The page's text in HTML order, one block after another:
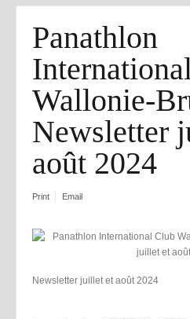
Panathlon
Wallonie-
Newsletter
août 2024
Print Email
Newsletter juillet et août 2024